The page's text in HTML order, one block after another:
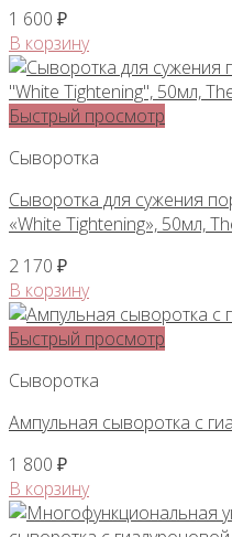
1 600 ₽
В корзину
Быстрый просмотр
Сыворотка
Сыворотка для сужения
«White Tightening», 50мл,
2 170 ₽
В корзину
Быстрый просмотр
Сыворотка
Ампульная сыворотка с
1 800 ₽
В корзину